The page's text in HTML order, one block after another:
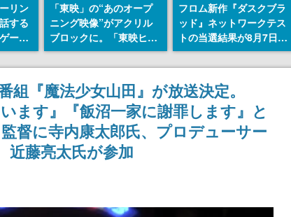
リン
する
ーム
ルラ
事に
「東映」の“あのオープ
ニング映像”がアクリル
ブロックに。「東映ヒス
トリカル グッズコレクシ
ョン」が8月下旬より発
売
フロム新作『ダスクブラ
ッド』ネットワークテス
トの当選結果が8月7日22
時に発表。応募サイトの
マイページから確認可
能、テスト実施は8月21
日～24日
『魔法少女山田』が放送決定。
ます』『飯沼一家に謝罪します』と
督に寺内康太郎氏、プロデューサー
近藤亮太氏が参加